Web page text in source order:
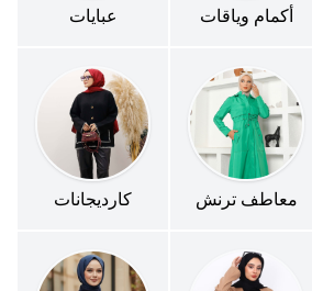
أكمام وياقات عبايات
معاطف ترنش كارديجانات